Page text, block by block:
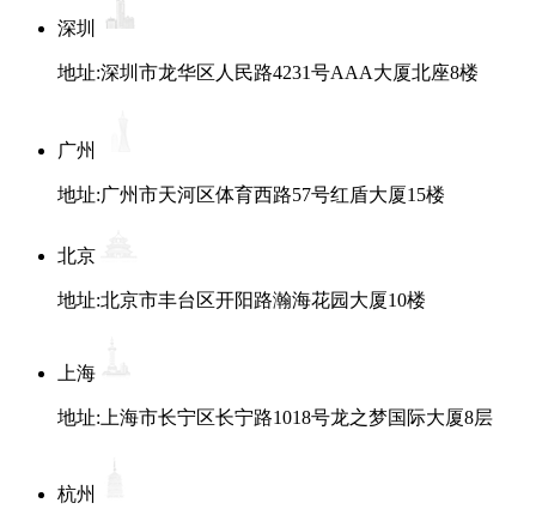
深圳
地址:深圳市龙华区人民路4231号AAA大厦北座8楼
广州
地址:广州市天河区体育西路57号红盾大厦15楼
北京
地址:北京市丰台区开阳路瀚海花园大厦10楼
上海
地址:上海市长宁区长宁路1018号龙之梦国际大厦8层
杭州